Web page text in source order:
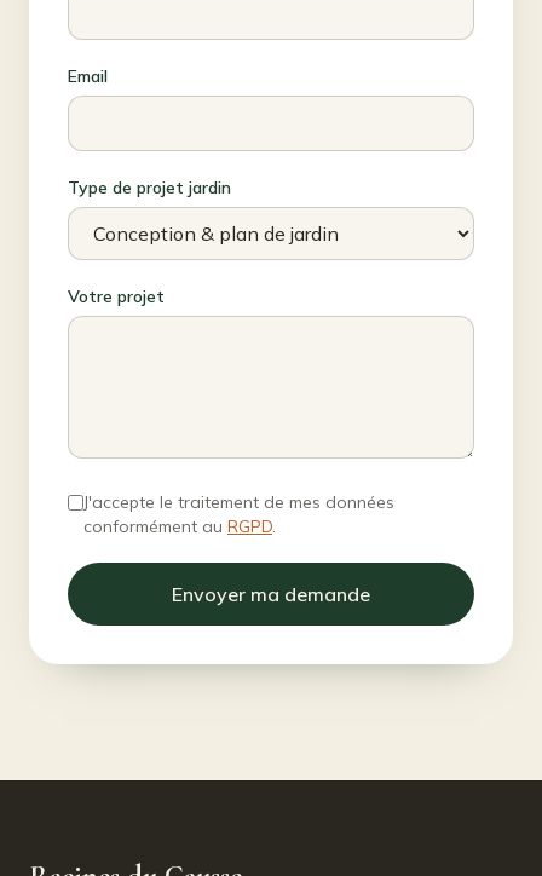
Email
Type de projet jardin
Votre projet
J'accepte le traitement de mes données
conformément au RGPD.
Envoyer ma demande